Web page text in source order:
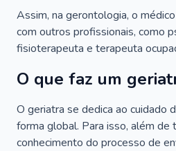
Assim, na gerontologia, o
com outros profissionais, como
fisioterapeuta e terapeuta
O que faz um
O geriatra se dedica ao cuidado
forma global. Para isso, além de
conhecimento do processo de